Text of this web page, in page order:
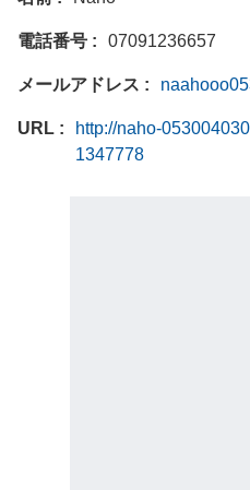
電話番号 07091236657
メールアドレス
URL
http://naho-
1347778